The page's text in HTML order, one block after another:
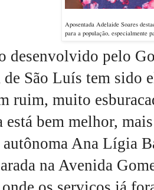
Aposentada Adelaide Soares
para a população, especialmente
desenvolvido pelo
de São Luís tem sido
ruim, muito
está bem melhor,
Ana Lígia
na Avenida